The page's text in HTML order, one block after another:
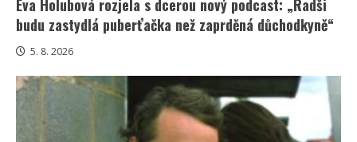
Eva Holubová rozjela s dcerou nový podcast: „Radši
budu zastydlá puberťačka než zaprděná důchodkyně“
5. 8. 2026